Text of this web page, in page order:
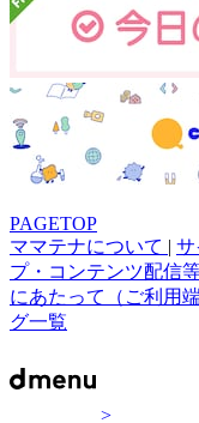
PAGETOP
ママテナについて | サ
プ・コンテンツ配信
にあたって（ご利用
グ一覧
>